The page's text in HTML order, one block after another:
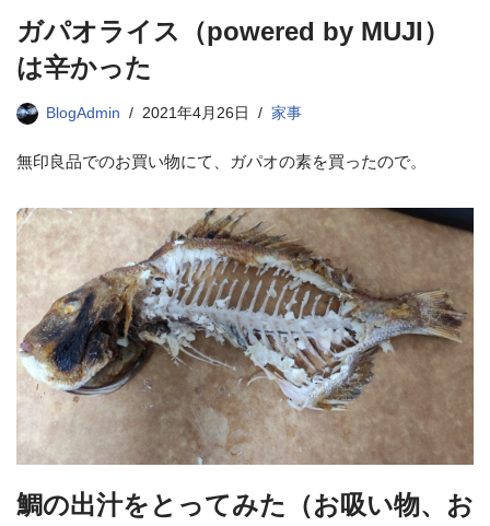
ガパオライス（powered by MUJI）
は辛かった
BlogAdmin 2021年4月26日 家事
無印良品でのお買い物にて、ガパオの素を買ったので。
鯛の出汁をとってみた（お吸い物、お